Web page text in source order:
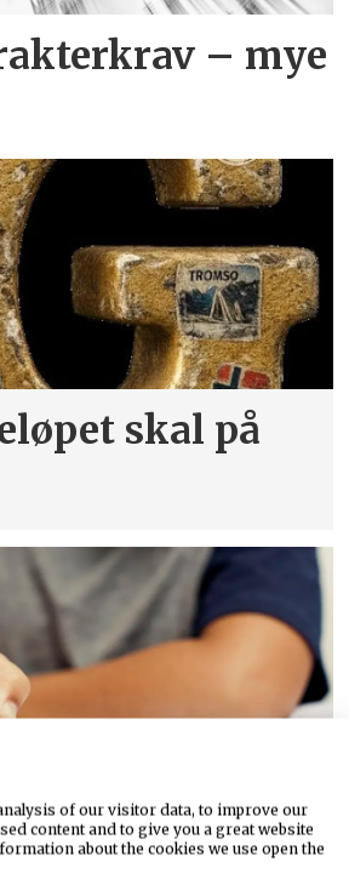
– mye
skal på
betre med
of our visitor data, to improve our
content and to give you a great website
about the cookies we use open the